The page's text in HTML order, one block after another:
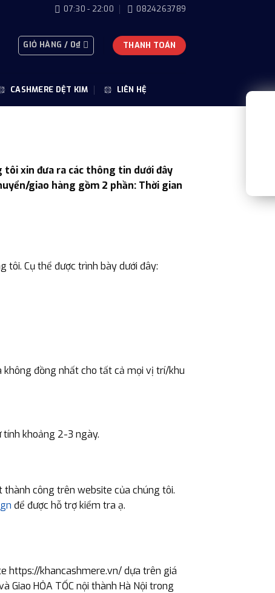
07:30 - 22:00 0824263789
GIỎ HÀNG / 0₫ THANH TOÁN
CASHMERE DỆT KIM LIÊN HỆ
tôi xin đưa ra các thông tin dưới đây
giao hàng gồm 2 phần: Thời gian
tôi. Cụ thể được trình bày dưới đây:
không đồng nhất cho tất cả mọi vị trí/khu
tính khoảng 2-3 ngày.
thành công trên website của chúng tôi.
để được hỗ trợ kiểm tra ạ.
https://khancashmere.vn/ dựa trên giá
Giao HỎA TỐC nội thành Hà Nội trong